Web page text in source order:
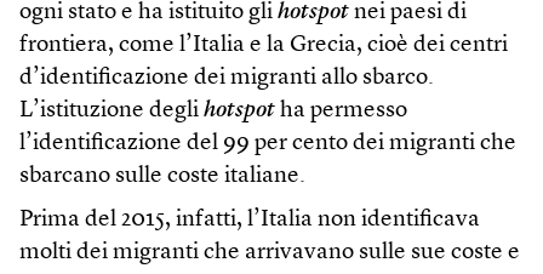
ogni stato e ha istituito gli hotspot nei paesi di
frontiera, come l’Italia e la Grecia, cioè dei centri
d’identificazione dei migranti allo sbarco.
L’istituzione degli hotspot ha permesso
l’identificazione del 99 per cento dei migranti che
sbarcano sulle coste italiane.
Prima del 2015, infatti, l’Italia non identificava
molti dei migranti che arrivavano sulle sue coste e